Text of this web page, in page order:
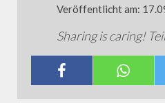
Veröffentlicht am:
Sharing is caring!